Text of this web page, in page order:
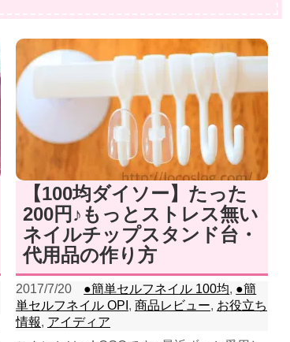
【100均ダイソー】たった
200円♪もっとストレス無い
ネイルチップスタンド台・
代用品の作り方
2017/7/20 ●簡単セルフネイル 100均, ●簡
単セルフネイル OPI , 商品レビュー, お役立ち
情報, アイディア